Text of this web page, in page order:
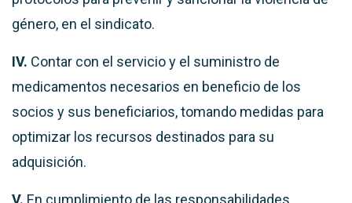
género, en el sindicato.
IV. Contar con el servicio y el suministro de
medicamentos necesarios en beneficio de los
socios y sus beneficiarios, tomando medidas para
optimizar los recursos destinados para su
adquisición.
V. En cumplimiento de las responsabilidades